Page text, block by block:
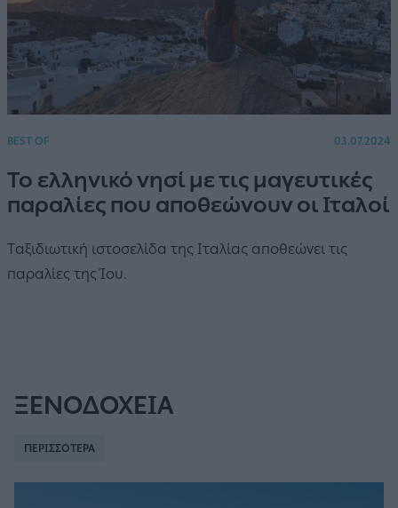
BEST OF 03.07.2024
Το ελληνικό νησί με τις μαγευτικές
παραλίες που αποθεώνουν οι Ιταλοί
Tαξιδιωτική ιστοσελίδα της Ιταλίας αποθεώνει τις
παραλίες της Ίου.
ΞΕΝΟΔΟΧΕΙΑ
ΠΕΡΙΣΣΟΤΕΡΑ